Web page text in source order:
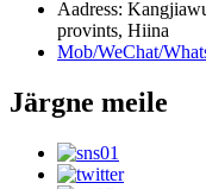
Aadress:
provints, Hiina
Mob/WeChat/
Järgne meile